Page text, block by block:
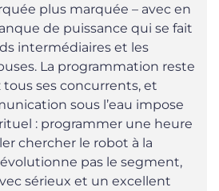
plus marquée – avec en
de puissance qui se fait
intermédiaires et les
La programmation reste
ses concurrents, et
sous l’eau impose
: programmer une heure
chercher le robot à la
pas le segment,
sérieux et un excellent